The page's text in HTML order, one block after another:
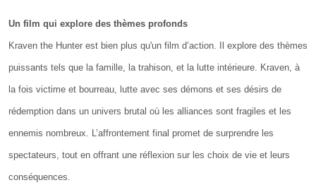
Un film qui explore des thèmes profonds
Kraven the Hunter est bien plus qu'un film d’action. Il explore des thèmes
puissants tels que la famille, la trahison, et la lutte intérieure. Kraven, à
la fois victime et bourreau, lutte avec ses démons et ses désirs de
rédemption dans un univers brutal où les alliances sont fragiles et les
ennemis nombreux. L’affrontement final promet de surprendre les
spectateurs, tout en offrant une réflexion sur les choix de vie et leurs
conséquences.